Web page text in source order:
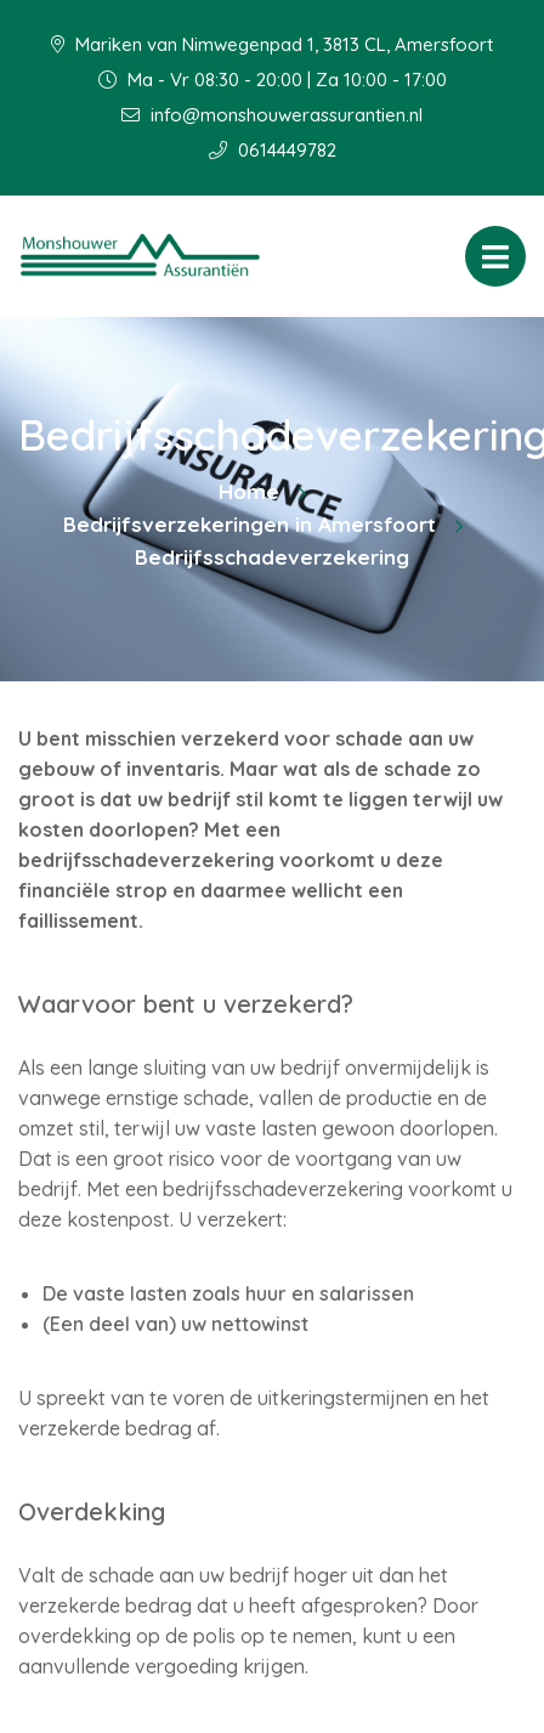
Mariken van Nimwegenpad 1, 3813 CL, Amersfoort
Ma - Vr 08:30 - 20:00 | Za 10:00 - 17:00
info@monshouwerassurantien.nl
0614449782
Home
Bedrijfsverzekeringen in Amersfoort
Bedrijfsschadeverzekering
U bent misschien verzekerd voor schade aan uw
gebouw of inventaris. Maar wat als de schade zo
groot is dat uw bedrijf stil komt te liggen terwijl uw
kosten doorlopen? Met een
bedrijfsschadeverzekering voorkomt u deze
financiële strop en daarmee wellicht een
faillissement.
Waarvoor bent u verzekerd?
Als een lange sluiting van uw bedrijf onvermijdelijk is
vanwege ernstige schade, vallen de productie en de
omzet stil, terwijl uw vaste lasten gewoon doorlopen.
Dat is een groot risico voor de voortgang van uw
bedrijf. Met een bedrijfsschadeverzekering voorkomt u
deze kostenpost. U verzekert:
De vaste lasten zoals huur en salarissen
(Een deel van) uw nettowinst
U spreekt van te voren de uitkeringstermijnen en het
verzekerde bedrag af.
Overdekking
Valt de schade aan uw bedrijf hoger uit dan het
verzekerde bedrag dat u heeft afgesproken? Door
overdekking op de polis op te nemen, kunt u een
aanvullende vergoeding krijgen.